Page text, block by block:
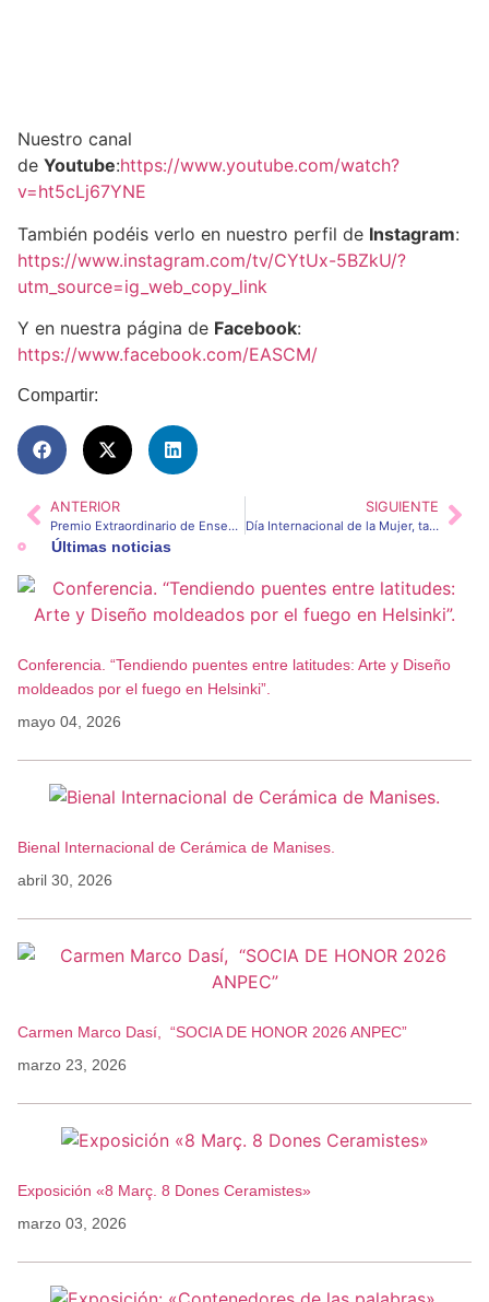
Nuestro canal
de Youtube:https://www.youtube.com/watch?
v=ht5cLj67YNE
También podéis verlo en nuestro perfil de Instagram:
https://www.instagram.com/tv/CYtUx-5BZkU/?
utm_source=ig_web_copy_link
Y en nuestra página de Facebook:
https://www.facebook.com/EASCM/
Compartir:
ANTERIOR
Premio Extraordinario de Enseñanzas Profesionales de Artes Plásticas y Diseño 2020-2021
SIGUIENTE
Día Internacional de la Mujer, taller de Carmela Mayor
Últimas noticias
Conferencia. “Tendiendo puentes entre latitudes: Arte y Diseño
moldeados por el fuego en Helsinki”.
mayo 04, 2026
Bienal Internacional de Cerámica de Manises.
abril 30, 2026
Carmen Marco Dasí, “SOCIA DE HONOR 2026 ANPEC”
marzo 23, 2026
Exposición «8 Març. 8 Dones Ceramistes»
marzo 03, 2026